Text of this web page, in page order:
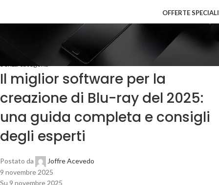
OFFERTE SPECIALI
Senza categoria
Senza categoria
Il miglior software per la
creazione di Blu-ray del 2025:
una guida completa e consigli
degli esperti
Postato da
Joffre Acevedo
9 novembre 2025
Su 9 novembre 2025